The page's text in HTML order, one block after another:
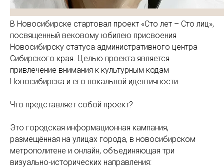
В Новосибирске стартовал проект «Сто лет – Сто лиц»,
посвященный вековому юбилею присвоения
Новосибирску статуса административного центра
Сибирского края. Целью проекта является
привлечение внимания к культурным кодам
Новосибирска и его локальной идентичности.
Что представляет собой проект?
Это городская информационная кампания,
размещённая на улицах города, в новосибирском
метрополитене и онлайн, объединяющая три
визуально-исторических направления: